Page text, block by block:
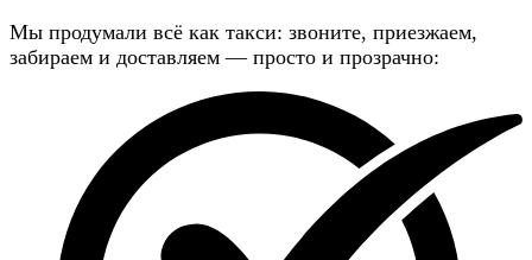
Мы продумали всё как такси: звоните, приезжаем,
забираем и доставляем — просто и прозрачно: